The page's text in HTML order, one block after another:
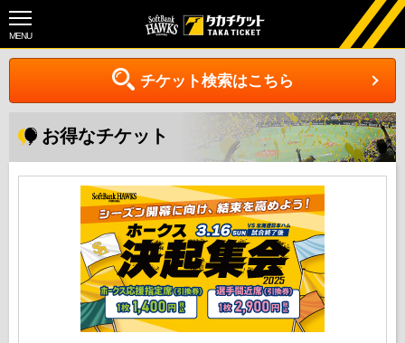
MENU
チケット検索はこちら
お得なチケット